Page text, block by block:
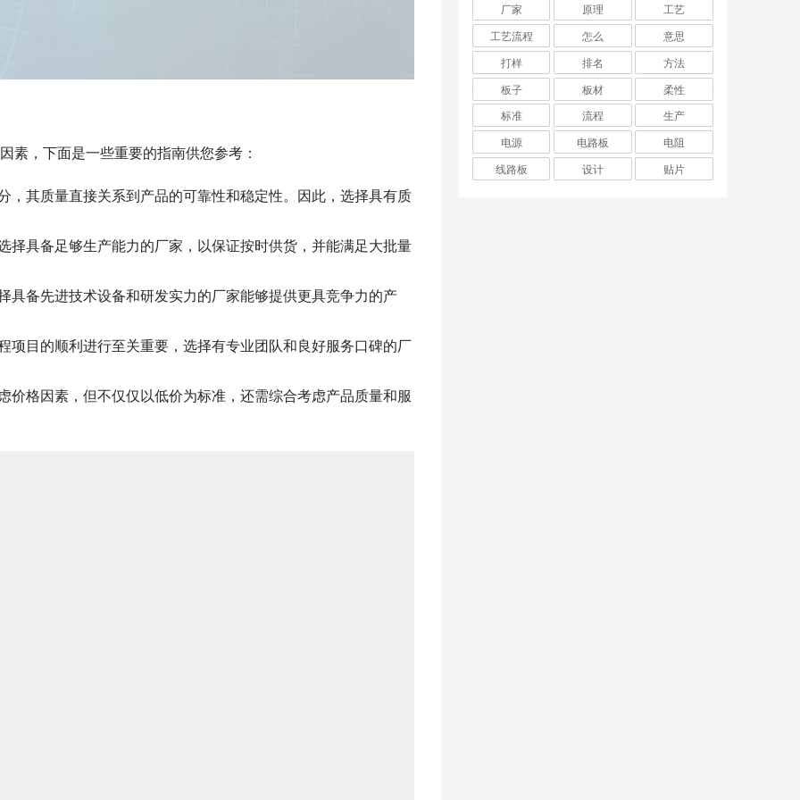
素，下面是一些重要的指南供您参考：
，其质量直接关系到产品的可靠性和稳定性。因此，选择具有质
择具备足够生产能力的厂家，以保证按时供货，并能满足大批量
具备先进技术设备和研发实力的厂家能够提供更具竞争力的产
项目的顺利进行至关重要，选择有专业团队和良好服务口碑的厂
价格因素，但不仅仅以低价为标准，还需综合考虑产品质量和服
厂家 原理
工艺
工艺流程
怎么
意思
打样
排名
方法
板子
板材
柔性
标准
流程
生产
电源
电路板
电阻
线路板
设计 贴片